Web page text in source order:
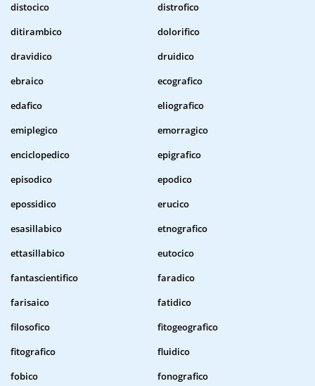
distocico
distrofico
ditirambico
dolorifico
dravidico
druidico
ebraico
ecografico
edafico
eliografico
emiplegico
emorragico
enciclopedico
epigrafico
episodico
epodico
epossidico
erucico
esasillabico
etnografico
ettasillabico
eutocico
fantascientifico
faradico
farisaico
fatidico
filosofico
fitogeografico
fitografico
fluidico
fobico
fonografico